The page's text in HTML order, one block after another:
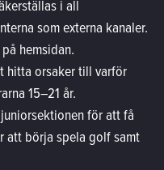
i all
som externa kanaler.
hemsidan.
hitta orsaker till varför
15–21 år.
för att få
att börja spela golf samt